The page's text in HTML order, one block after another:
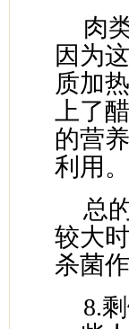
肉
因为
质加
上了
的营
利用。
总
较大
杀菌
8.